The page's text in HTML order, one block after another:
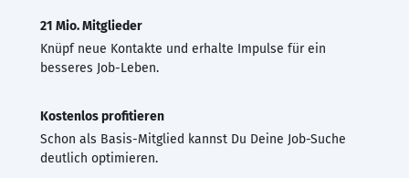
21 Mio. Mitglieder
Knüpf neue Kontakte und erhalte Impulse für ein
besseres Job-Leben.
Kostenlos profitieren
Schon als Basis-Mitglied kannst Du Deine Job-Suche
deutlich optimieren.